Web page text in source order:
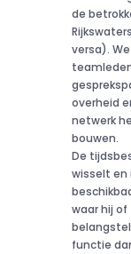
de
versa).
overheid
netwerk
bouwen.
De
wisselt en
waar hij of
functie